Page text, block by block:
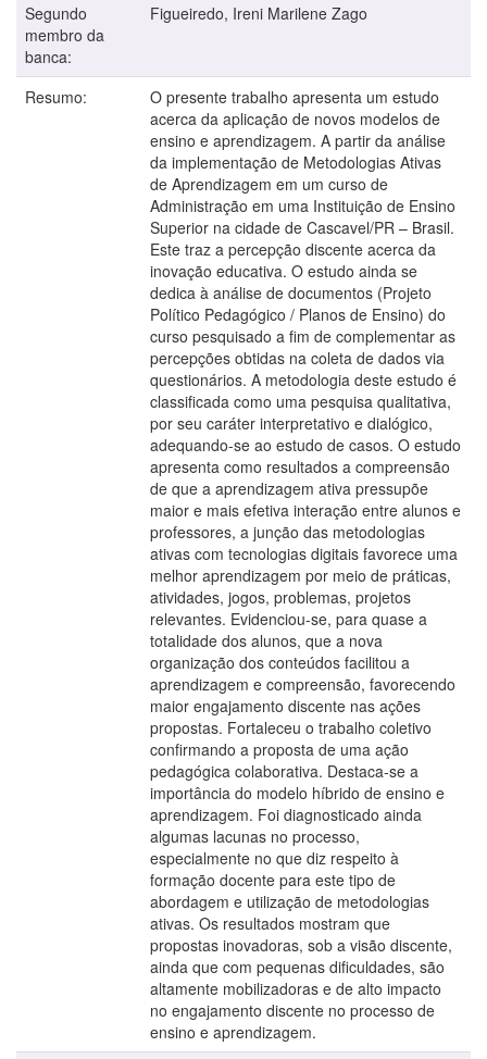
Segundo
membro da
banca:
Figueiredo, Ireni Marilene Zago
Resumo:
O presente trabalho apresenta um estudo
acerca da aplicação de novos modelos de
ensino e aprendizagem. A partir da análise
da implementação de Metodologias Ativas
de Aprendizagem em um curso de
Administração em uma Instituição de Ensino
Superior na cidade de Cascavel/PR – Brasil.
Este traz a percepção discente acerca da
inovação educativa. O estudo ainda se
dedica à análise de documentos (Projeto
Político Pedagógico / Planos de Ensino) do
curso pesquisado a fim de complementar as
percepções obtidas na coleta de dados via
questionários. A metodologia deste estudo é
classificada como uma pesquisa qualitativa,
por seu caráter interpretativo e dialógico,
adequando-se ao estudo de casos. O estudo
apresenta como resultados a compreensão
de que a aprendizagem ativa pressupõe
maior e mais efetiva interação entre alunos e
professores, a junção das metodologias
ativas com tecnologias digitais favorece uma
melhor aprendizagem por meio de práticas,
atividades, jogos, problemas, projetos
relevantes. Evidenciou-se, para quase a
totalidade dos alunos, que a nova
organização dos conteúdos facilitou a
aprendizagem e compreensão, favorecendo
maior engajamento discente nas ações
propostas. Fortaleceu o trabalho coletivo
confirmando a proposta de uma ação
pedagógica colaborativa. Destaca-se a
importância do modelo híbrido de ensino e
aprendizagem. Foi diagnosticado ainda
algumas lacunas no processo,
especialmente no que diz respeito à
formação docente para este tipo de
abordagem e utilização de metodologias
ativas. Os resultados mostram que
propostas inovadoras, sob a visão discente,
ainda que com pequenas dificuldades, são
altamente mobilizadoras e de alto impacto
no engajamento discente no processo de
ensino e aprendizagem.